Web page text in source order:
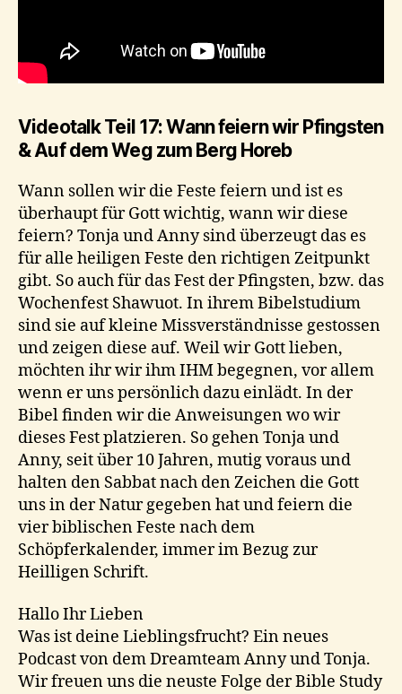
Videotalk Teil 17: Wann feiern wir Pfingsten
& Auf dem Weg zum Berg Horeb
Wann sollen wir die Feste feiern und ist es
überhaupt für Gott wichtig, wann wir diese
feiern? Tonja und Anny sind überzeugt das es
für alle heiligen Feste den richtigen Zeitpunkt
gibt. So auch für das Fest der Pfingsten, bzw. das
Wochenfest Shawuot. In ihrem Bibelstudium
sind sie auf kleine Missverständnisse gestossen
und zeigen diese auf. Weil wir Gott lieben,
möchten ihr wir ihm IHM begegnen, vor allem
wenn er uns persönlich dazu einlädt. In der
Bibel finden wir die Anweisungen wo wir
dieses Fest platzieren. So gehen Tonja und
Anny, seit über 10 Jahren, mutig voraus und
halten den Sabbat nach den Zeichen die Gott
uns in der Natur gegeben hat und feiern die
vier biblischen Feste nach dem
Schöpferkalender, immer im Bezug zur
Heilligen Schrift.
Hallo Ihr Lieben
Was ist deine Lieblingsfrucht? Ein neues
Podcast von dem Dreamteam Anny und Tonja.
Wir freuen uns die neuste Folge der Bible Study